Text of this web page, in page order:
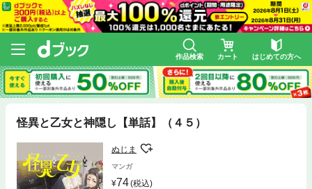
作品検索 カート はじめての方へ
怪異と乙女と神隠し【単話】（４５）
ぬじま
マンガ
74(税込)